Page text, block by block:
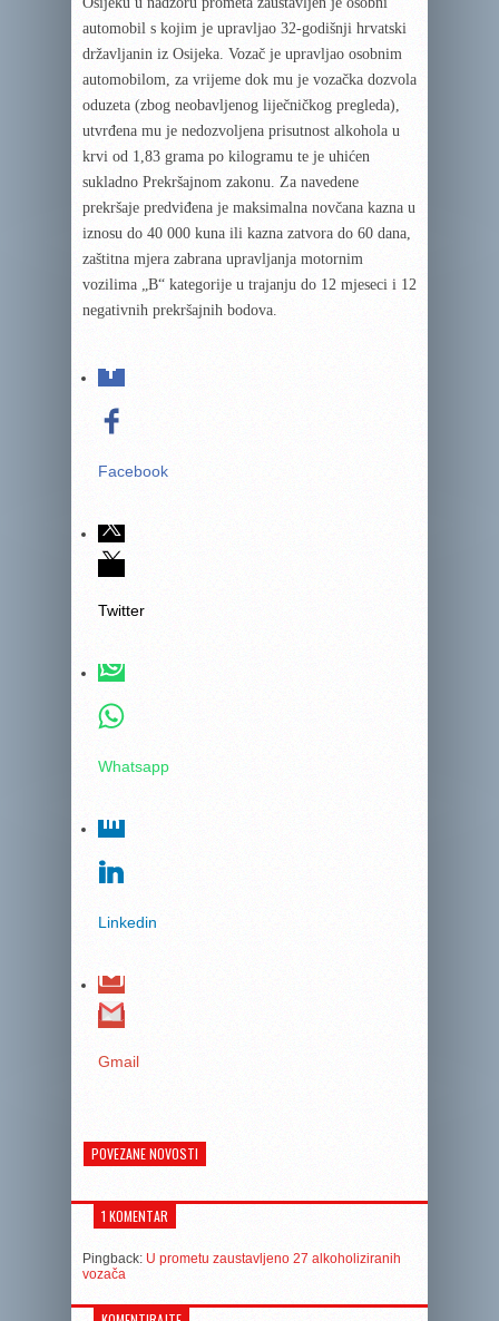
automobil s kojim je upravljao 32-godišnji hrvatski
državljanin iz Osijeka. Vozač je upravljao osobnim
automobilom, za vrijeme dok mu je vozačka dozvola
oduzeta (zbog neobavljenog liječničkog pregleda),
utvrđena mu je nedozvoljena prisutnost alkohola u
krvi od 1,83 grama po kilogramu te je uhićen
sukladno Prekršajnom zakonu. Za navedene
prekršaje predviđena je maksimalna novčana kazna u
iznosu do 40 000 kuna ili kazna zatvora do 60 dana,
zaštitna mjera zabrana upravljanja motornim
vozilima „B“ kategorije u trajanju do 12 mjeseci i 12
negativnih prekršajnih bodova.
Facebook
Twitter
Whatsapp
Linkedin
Gmail
POVEZANE NOVOSTI
1 KOMENTAR
Pingback: U prometu zaustavljeno 27 alkoholiziranih
vozača